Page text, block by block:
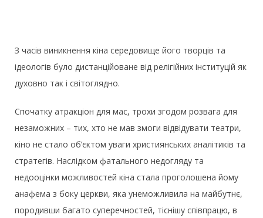
З часів виникнення кіна середовище його творців та
ідеологів було дистанційоване від релігійних інституцій як
духовно так і світоглядно.
Спочатку атракціон для мас, трохи згодом розвага для
незаможних – тих, хто не мав змоги відвідувати театри,
кіно не стало об’єктом уваги християнських аналітиків та
стратегів. Наслідком фатального недогляду та
недооцінки можливостей кіна стала проголошена йому
анафема з боку церкви, яка унеможливила на майбутнє,
породивши багато суперечностей, тіснішу співпрацю, в